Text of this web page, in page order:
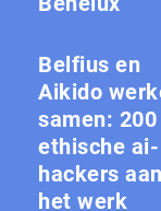
Belfius en
Aikido
samen: 200
ethische ai-
hackers aan
het werk